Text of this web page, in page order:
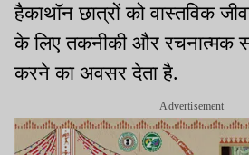
हैकाथॉन छात्रों को वास्तविक
के लिए तकनीकी और रचनात्मक
करने का अवसर देता है.
Advertisement